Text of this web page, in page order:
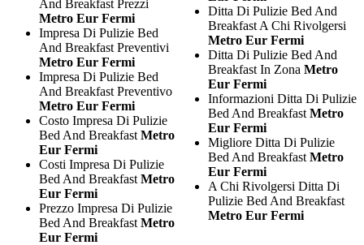
And Breakfast Prezzi
Metro Eur Fermi
Impresa Di Pulizie Bed
And Breakfast Preventivi
Metro Eur Fermi
Impresa Di Pulizie Bed
And Breakfast Preventivo
Metro Eur Fermi
Costo Impresa Di Pulizie
Bed And Breakfast Metro
Eur Fermi
Costi Impresa Di Pulizie
Bed And Breakfast Metro
Eur Fermi
Prezzo Impresa Di Pulizie
Bed And Breakfast Metro
Eur Fermi
Ditta Di Pulizie Bed And
Breakfast A Chi Rivolgersi
Metro Eur Fermi
Ditta Di Pulizie Bed And
Breakfast In Zona Metro
Eur Fermi
Informazioni Ditta Di Pulizie
Bed And Breakfast Metro
Eur Fermi
Migliore Ditta Di Pulizie
Bed And Breakfast Metro
Eur Fermi
A Chi Rivolgersi Ditta Di
Pulizie Bed And Breakfast
Metro Eur Fermi